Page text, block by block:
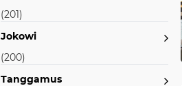
(201)
Jokowi
(200)
Tanggamus